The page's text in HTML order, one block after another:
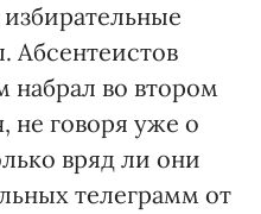
Абсентеистов
набрал во втором
не говоря уже о
вряд ли они
телеграмм от